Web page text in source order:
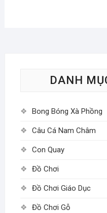
DANH
Bong Bóng Xà Phồng
Câu Cá Nam Châm
Con Quay
Đồ Chơi
Đồ Chơi Giáo Dục
Đồ Chơi Gỗ